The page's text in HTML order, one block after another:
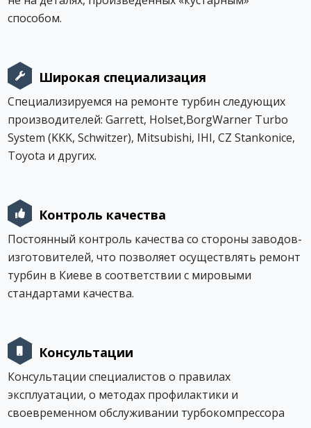
способом.
Широкая специализация
Специализируемся на ремонте турбин следующих
производителей: Garrett, Holset,BorgWarner Turbo
System (KKK, Schwitzer), Mitsubishi, IHI, CZ Stankonice,
Toyota и других.
Контроль качества
Постоянный контроль качества со стороны заводов-
изготовителей, что позволяет осуществлять ремонт
турбин в Киеве в соответствии с мировыми
стандартами качества.
Консультации
Консультации специалистов о правилах
эксплуатации, о методах профилактики и
своевременном обслуживании турбокомпрессора